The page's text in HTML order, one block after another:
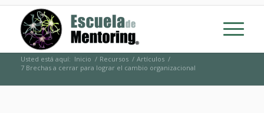
Usted está aquí: Inicio / Recursos / Artículos /
7 Brechas a cerrar para lograr el cambio organizacional